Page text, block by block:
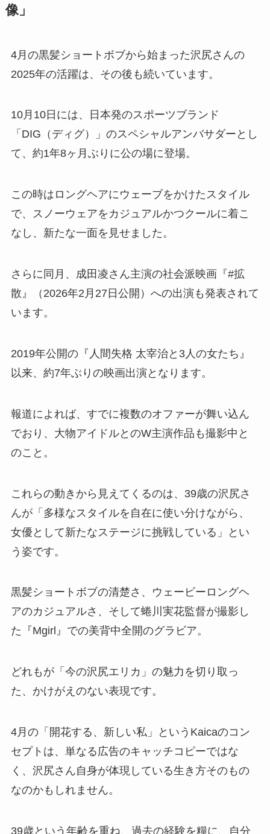
像」
4月の黒髪ショートボブから始まった沢尻さんの
2025年の活躍は、その後も続いています。
10月10日には、日本発のスポーツブランド
「DIG（ディグ）」のスペシャルアンバサダーとし
て、約1年8ヶ月ぶりに公の場に登場。
この時はロングヘアにウェーブをかけたスタイル
で、スノーウェアをカジュアルかつクールに着こ
なし、新たな一面を見せました。
さらに同月、成田凌さん主演の社会派映画『#拡
散』（2026年2月27日公開）への出演も発表されて
います。
2019年公開の『人間失格 太宰治と3人の女たち』
以来、約7年ぶりの映画出演となります。
報道によれば、すでに複数のオファーが舞い込ん
でおり、大物アイドルとのW主演作品も撮影中と
のこと。
これらの動きから見えてくるのは、39歳の沢尻さ
んが「多様なスタイルを自在に使い分けながら、
女優として新たなステージに挑戦している」とい
う姿です。
黒髪ショートボブの清楚さ、ウェービーロングヘ
アのカジュアルさ、そして蜷川実花監督が撮影し
た『Mgirl』での美背中全開のグラビア。
どれもが「今の沢尻エリカ」の魅力を切り取っ
た、かけがえのない表現です。
4月の「開花する、新しい私」というKaicaのコン
セプトは、単なる広告のキャッチコピーではな
く、沢尻さん自身が体現している生き方そのもの
なのかもしれません。
39歳という年齢を重ね、過去の経験を糧に、自分